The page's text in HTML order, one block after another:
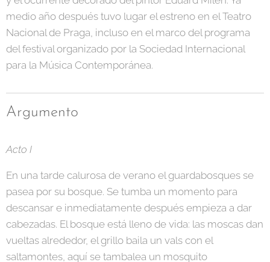
medio año después tuvo lugar el estreno en el Teatro
Nacional de Praga, incluso en el marco del programa
del festival organizado por la Sociedad Internacional
para la Música Contemporánea.
Argumento
Acto I
En una tarde calurosa de verano el guardabosques se
pasea por su bosque. Se tumba un momento para
descansar e inmediatamente después empieza a dar
cabezadas. El bosque está lleno de vida: las moscas dan
vueltas alrededor, el grillo baila un vals con el
saltamontes, aquí se tambalea un mosquito